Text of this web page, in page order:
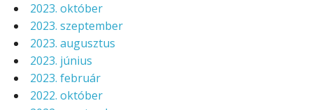
2023. október
2023. szeptember
2023. augusztus
2023. június
2023. február
2022. október